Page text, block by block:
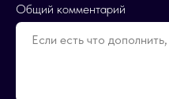
Общий комментарий